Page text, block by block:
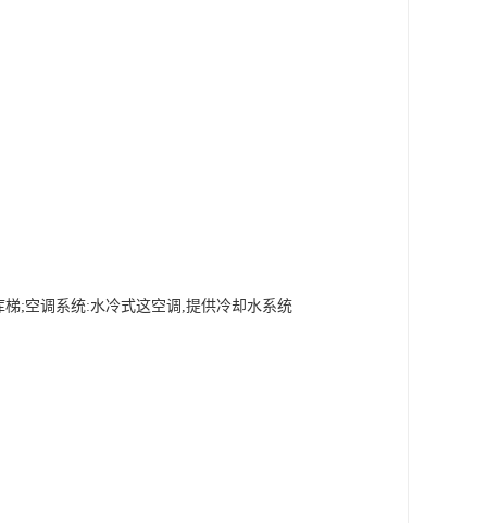
;空调系统:水冷式这空调,提供冷却水系统